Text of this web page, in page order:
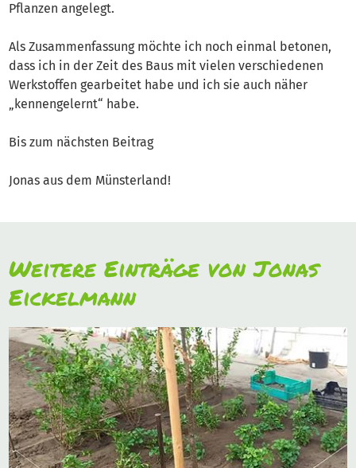
Pflanzen angelegt.
Als Zusammenfassung möchte ich noch einmal betonen,
dass ich in der Zeit des Baus mit vielen verschiedenen
Werkstoffen gearbeitet habe und ich sie auch näher
„kennengelernt“ habe.
Bis zum nächsten Beitrag
Jonas aus dem Münsterland!
Weitere Einträge von Jonas
Eickelmann